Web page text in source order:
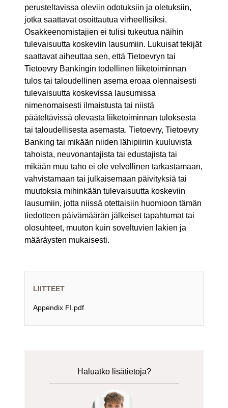
perusteltavissa oleviin odotuksiin ja oletuksiin,
jotka saattavat osoittautua virheellisiksi.
Osakkeenomistajien ei tulisi tukeutua näihin
tulevaisuutta koskeviin lausumiin. Lukuisat tekijät
saattavat aiheuttaa sen, että Tietoevryn tai
Tietoevry Bankingin todellinen liiketoiminnan
tulos tai taloudellinen asema eroaa olennaisesti
tulevaisuutta koskevissa lausumissa
nimenomaisesti ilmaistusta tai niistä
pääteltävissä olevasta liiketoiminnan tuloksesta
tai taloudellisesta asemasta. Tietoevry, Tietoevry
Banking tai mikään niiden lähipiiriin kuuluvista
tahoista, neuvonantajista tai edustajista tai
mikään muu taho ei ole velvollinen tarkastamaan,
vahvistamaan tai julkaisemaan päivityksiä tai
muutoksia mihinkään tulevaisuutta koskeviin
lausumiin, jotta niissä otettaisiin huomioon tämän
tiedotteen päivämäärän jälkeiset tapahtumat tai
olosuhteet, muuton kuin soveltuvien lakien ja
määräysten mukaisesti.
LIITTEET
Appendix FI.pdf
Haluatko lisätietoja?